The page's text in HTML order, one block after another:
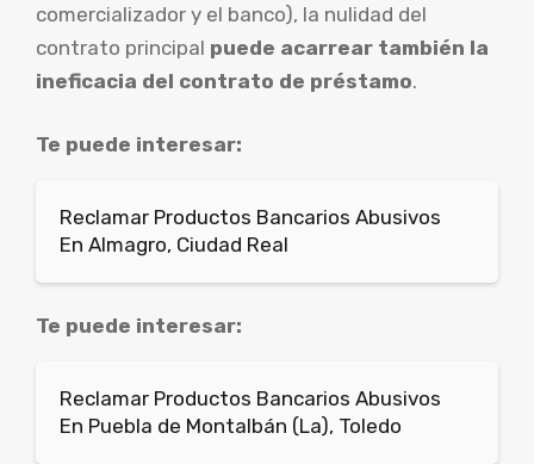
comercializador y el banco), la nulidad del
contrato principal puede acarrear también la
ineficacia del contrato de préstamo.
Te puede interesar:
Reclamar Productos Bancarios Abusivos
En Almagro, Ciudad Real
Te puede interesar:
Reclamar Productos Bancarios Abusivos
En Puebla de Montalbán (La), Toledo